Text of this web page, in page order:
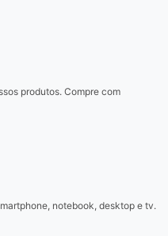
produtos. Compre com
notebook, desktop e tv.